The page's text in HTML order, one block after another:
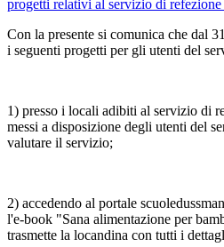
progetti relativi al servizio di refezione
Con la presente si comunica che dal
i seguenti progetti per gli utenti del
1) presso i locali adibiti al servizio di
messi a disposizione degli utenti del
valutare il servizio;
2) accedendo al portale
l'e-book "Sana alimentazione per
trasmette la locandina con tutti i